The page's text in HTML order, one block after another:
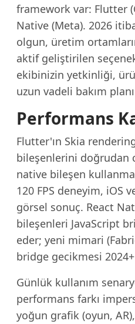
framework var: Flutter
Native (Meta). 2026
olgun, üretim
aktif geliştirilen
ekibinizin yetkinliği,
uzun vadeli bakım
Performans
Flutter'ın Skia
bileşenlerini doğrudan
native bileşen
120 FPS deneyim, iOS
görsel sonuç. React
bileşenleri JavaScript
eder; yeni mimari
bridge gecikmesi
Günlük kullanım
performans farkı
yoğun grafik (oyun,